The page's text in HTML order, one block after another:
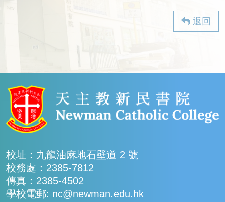
返回
校址：九龍油麻地石壁道 2 號
校務處：2385-7812
傳真：2385-4502
學校電郵: nc@newman.edu.hk